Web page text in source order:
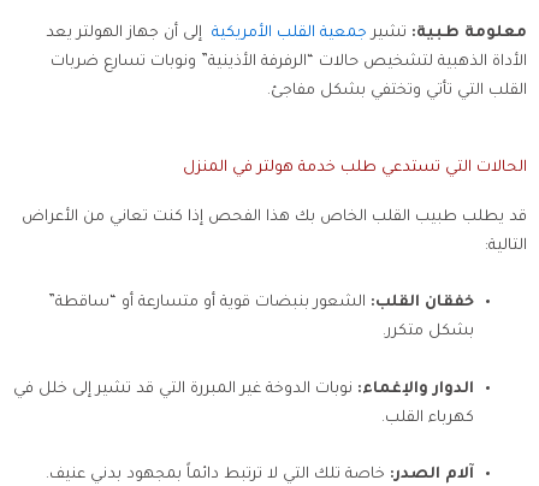
معلومة طبية: تشير جمعية القلب الأمريكية إلى أن جهاز الهولتر يعد
الأداة الذهبية لتشخيص حالات “الرفرفة الأذينية” ونوبات تسارع ضربات
القلب التي تأتي وتختفي بشكل مفاجئ.
الحالات التي تستدعي طلب خدمة هولتر في المنزل
قد يطلب طبيب القلب الخاص بك هذا الفحص إذا كنت تعاني من الأعراض
التالية:
خفقان القلب: الشعور بنبضات قوية أو متسارعة أو “ساقطة”
بشكل متكرر.
الدوار والإغماء: نوبات الدوخة غير المبررة التي قد تشير إلى خلل في
كهرباء القلب.
آلام الصدر: خاصة تلك التي لا ترتبط دائماً بمجهود بدني عنيف.